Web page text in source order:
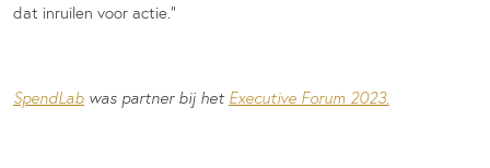
dat inruilen voor actie.”
SpendLab was partner bij het Executive Forum 2023.